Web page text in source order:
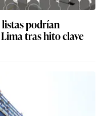
listas podrían
tras hito clave